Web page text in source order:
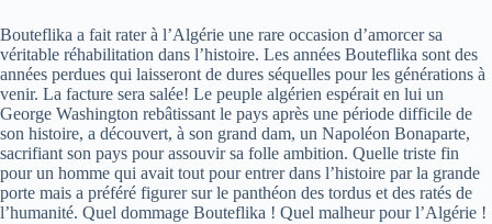
Bouteflika a fait rater à l’Algérie une rare occasion d’amorcer sa
véritable réhabilitation dans l’histoire. Les années Bouteflika sont des
années perdues qui laisseront de dures séquelles pour les générations à
venir. La facture sera salée! Le peuple algérien espérait en lui un
George Washington rebâtissant le pays après une période difficile de
son histoire, a découvert, à son grand dam, un Napoléon Bonaparte,
sacrifiant son pays pour assouvir sa folle ambition. Quelle triste fin
pour un homme qui avait tout pour entrer dans l’histoire par la grande
porte mais a préféré figurer sur le panthéon des tordus et des ratés de
l’humanité. Quel dommage Bouteflika ! Quel malheur pour l’Algérie !